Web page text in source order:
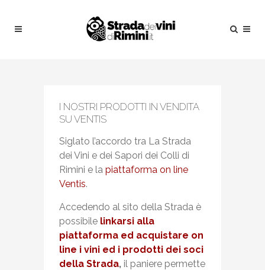
I NOSTRI PRODOTTI IN VENDITA
SU VENTIS
Siglato l’accordo tra La Strada
dei Vini e dei Sapori dei Colli di
Rimini e la piattaforma on line
Ventis.
Accedendo al sito della Strada è
possibile linkarsi alla
piattaforma ed acquistare on
line i vini ed i prodotti dei soci
della Strada, il paniere permette